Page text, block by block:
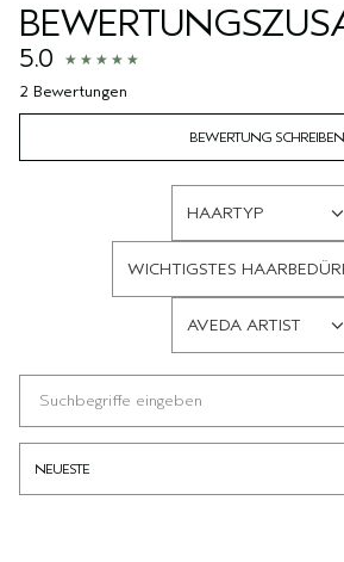
5.0
2 Bewertungen
BEWERTUNG SCHREIBEN
HAARTYP
EINE
DER
AM
HÄUFIGSTEN
BEWERTETEN
PRODUKTE,
AUFGESCHLÜSSELT
NACH
HÄNDLER-
ID,
WICHTIGSTES
EINE
HÄUFIGSTEN
BEWERTETEN
PRODUKTE,
AVEDA ARTIST
EINE
AM